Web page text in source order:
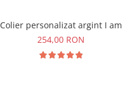
Colier personalizat argint I am
254,00 RON